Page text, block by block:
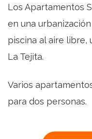
Los Apartamentos
en una
piscina al aire libre,
La Tejita.
Varios
para dos personas.